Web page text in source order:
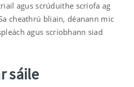
agus scrúduithe scríofa ag
cheathrú bliain, déanann mic
agus scríobhann siad
sáile